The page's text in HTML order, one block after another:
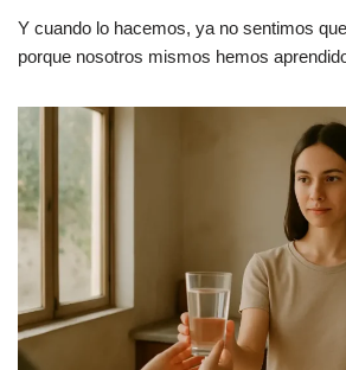
Y cuando lo hacemos, ya no sentimos
porque nosotros mismos hemos